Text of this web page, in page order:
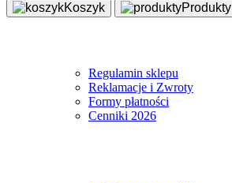
Koszyk Produkty
Regulamin sklepu
Reklamacje i Zwroty
Formy płatności
Cenniki 2026